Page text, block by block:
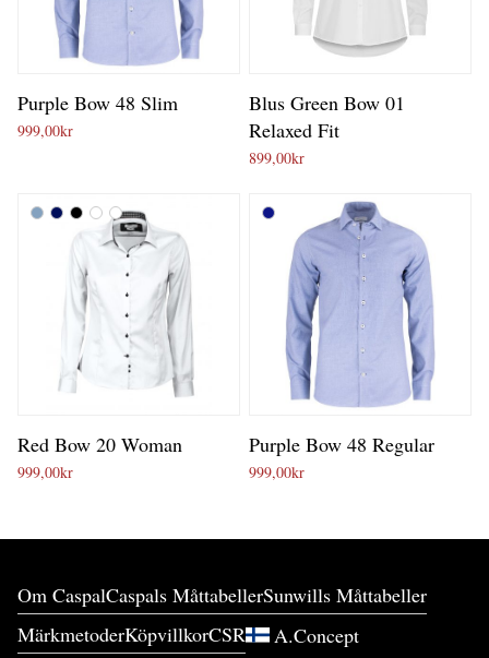
Purple Bow 48 Slim
999,00kr
Blus Green Bow 01
Relaxed Fit
899,00kr
Red Bow 20 Woman
999,00kr
Purple Bow 48 Regular
999,00kr
Om CaspalCaspals MåttabellerSunwills Måttabeller
MärkmetoderKöpvillkorCSR A.Concept